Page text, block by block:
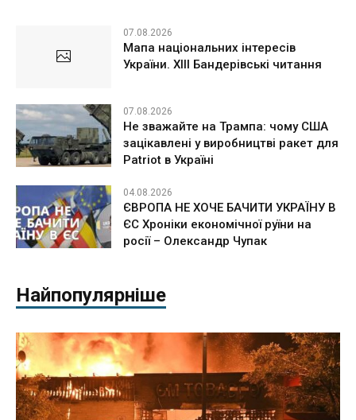
07.08.2026
Мапа національних інтересів
України. ХІІІ Бандерівські читання
07.08.2026
Не зважайте на Трампа: чому США
зацікавлені у виробництві ракет для
Patriot в Україні
04.08.2026
ЄВРОПА НЕ ХОЧЕ БАЧИТИ УКРАЇНУ В
ЄС Хроніки економічної руїни на
росії – Олександр Чупак
Найпопулярніше